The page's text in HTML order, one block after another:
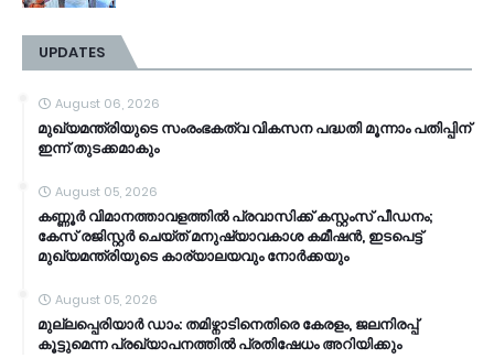
UPDATES
August 06, 2026
മുഖ്യമന്ത്രിയുടെ സംരംഭകത്വ വികസന പദ്ധതി മൂന്നാം പതിപ്പിന്
ഇന്ന് തുടക്കമാകും
August 05, 2026
കണ്ണൂര്‍ വിമാനത്താവളത്തില്‍ പ്രവാസിക്ക് കസ്റ്റംസ് പീഡനം;
കേസ് രജിസ്റ്റര്‍ ചെയ്ത് മനുഷ്യാവകാശ കമീഷൻ, ഇടപെട്ട്
മുഖ്യമന്ത്രിയുടെ കാര്യാലയവും നോര്‍ക്കയും
August 05, 2026
മുല്ലപ്പെരിയാർ ഡാം: തമിഴ്നാടിനെതിരെ കേരളം, ജലനിരപ്പ്
കൂട്ടുമെന്ന പ്രഖ്യാപനത്തിൽ പ്രതിഷേധം അറിയിക്കും